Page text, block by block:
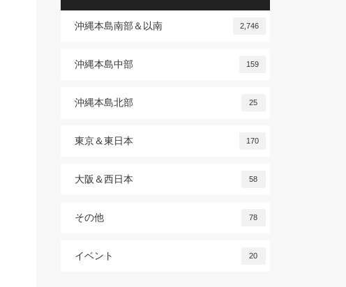
沖縄本島南部＆以南 2,746
沖縄本島中部 159
沖縄本島北部 25
東京＆東日本 170
大阪＆西日本 58
その他 78
イベント 20